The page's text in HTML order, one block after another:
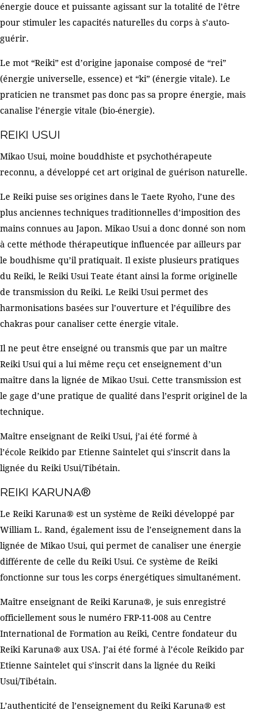
énergie douce et puissante agissant sur la totalité de l’être
pour stimuler les capacités naturelles du corps à s’auto-
guérir.
Le mot “Reiki” est d’origine japonaise composé de “rei”
(énergie universelle, essence) et “ki” (énergie vitale). Le
praticien ne transmet pas donc pas sa propre énergie, mais
canalise l’énergie vitale (bio-énergie).
REIKI USUI
Mikao Usui, moine bouddhiste et psychothérapeute
reconnu, a développé cet art original de guérison naturelle.
Le Reiki puise ses origines dans le Taete Ryoho, l’une des
plus anciennes techniques traditionnelles d’imposition des
mains connues au Japon. Mikao Usui a donc donné son nom
à cette méthode thérapeutique influencée par ailleurs par
le boudhisme qu’il pratiquait. Il existe plusieurs pratiques
du Reiki, le Reiki Usui Teate étant ainsi la forme originelle
de transmission du Reiki. Le Reiki Usui permet des
harmonisations basées sur l’ouverture et l’équilibre des
chakras pour canaliser cette énergie vitale.
Il ne peut être enseigné ou transmis que par un maître
Reiki Usui qui a lui même reçu cet enseignement d’un
maître dans la lignée de Mikao Usui. Cette transmission est
le gage d’une pratique de qualité dans l’esprit originel de la
technique.
Maître enseignant de Reiki Usui, j’ai été formé à
l’école Reikido par Etienne Saintelet qui s’inscrit dans la
lignée du Reiki Usui/Tibétain.
REIKI KARUNA®
Le Reiki Karuna® est un système de Reiki développé par
William L. Rand, également issu de l’enseignement dans la
lignée de Mikao Usui, qui permet de canaliser une énergie
différente de celle du Reiki Usui. Ce système de Reiki
fonctionne sur tous les corps énergétiques simultanément.
Maître enseignant de Reiki Karuna®, je suis enregistré
officiellement sous le numéro FRP-11-008 au Centre
International de Formation au Reiki, Centre fondateur du
Reiki Karuna® aux USA. J’ai été formé à l’école Reikido par
Etienne Saintelet qui s’inscrit dans la lignée du Reiki
Usui/Tibétain.
L’authenticité de l’enseignement du Reiki Karuna® est